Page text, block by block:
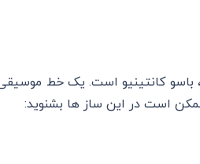
باسو کانتینیو است. یک خط
است در این ساز ها بشنوید: